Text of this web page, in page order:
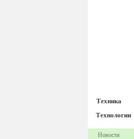
Техника
Технологии
Новости